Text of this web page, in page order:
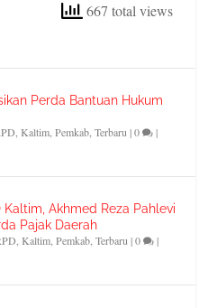
667 total views
Perda Bantuan Hukum
,Kaltim ,Pemkab ,Terbaru |0 |
Kaltim, Akhmed Reza Pahlevi
Pajak Daerah
,Kaltim ,Pemkab ,Terbaru |0 |